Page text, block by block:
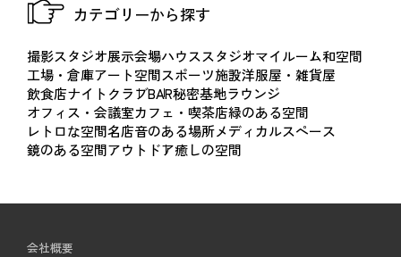
6面体BOX
H660×W530×D600：2台
H363×W555×D900：2台
仮設壁
ハロゲンランプ：13台
・館内の作家作品は権利保護の観点から、撮影および映り込
・オープニングパーティー等の実施をご希望の場合は、事前
にご相談ください。
【ご利用時間】
・ご利用時間は、入室から退室まで（搬入・設営・原状回
・基本利用時間：11:00〜19:00（最終日は17:00まで）
カテゴリーから探す
撮影スタジオ展示会場ハウススタジオマイルーム和空間
工場・倉庫アート空間スポーツ施設洋服屋・雑貨屋
飲食店ナイトクラブBAR秘密基地ラウンジ
オフィス・会議室カフェ・喫茶店緑のある空間
レトロな空間名店音のある場所メディカルスペース
鏡のある空間アウトドア癒しの空間
会社概要